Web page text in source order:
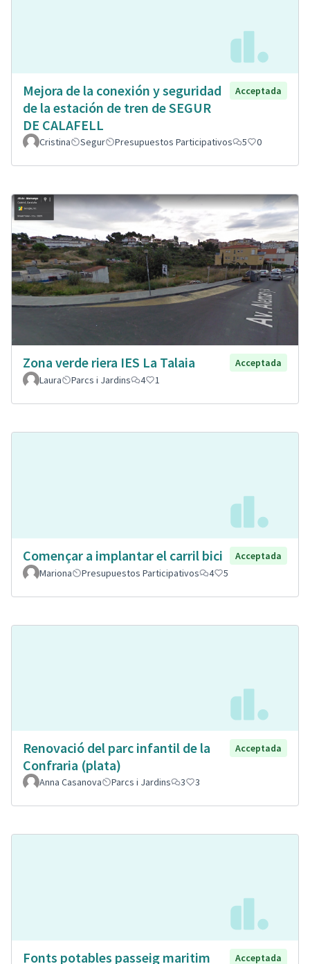
Mejora de la conexión y seguridad
de la estación de tren de SEGUR
DE CALAFELL
Acceptada
Cristina Segur Presupuestos Participativos 5 0
Zona verde riera IES La Talaia
Acceptada
Laura
Parcs i Jardins 4 1
Començar a implantar el carril bici
Acceptada
Mariona
Presupuestos Participativos 4 5
Renovació del parc infantil de la
Confraria (plata)
Acceptada
Anna Casanova Parcs i Jardins 3 3
Fonts potables passeig maritim
Acceptada